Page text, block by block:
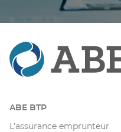
ABE BTP
L’assurance emprunteur